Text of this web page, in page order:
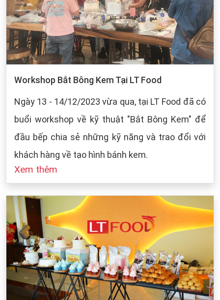
Workshop Bắt Bông Kem Tại LT Food
Ngày 13 - 14/12/2023 vừa qua, tại LT Food đã có
buổi workshop về kỹ thuật "Bắt Bông Kem" để
đầu bếp chia sẻ những kỹ năng và trao đổi với
khách hàng về tạo hình bánh kem.
Xem thêm